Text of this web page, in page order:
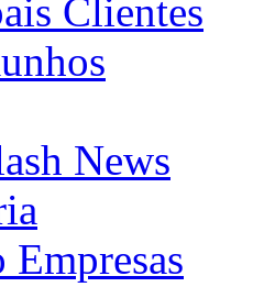
Clientes
News
Empresas